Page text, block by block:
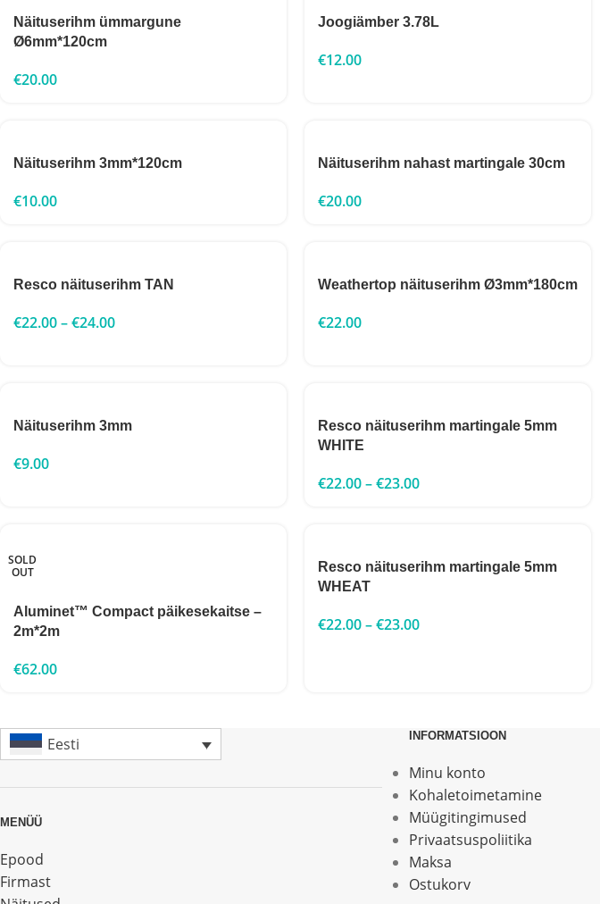
Näituserihm ümmargune
Ø6mm*120cm
€20.00
Joogiämber 3.78L
€12.00
Näituserihm 3mm*120cm
€10.00
Näituserihm nahast martingale 30cm
€20.00
Resco näituserihm TAN
€22.00–€24.00
Weathertop näituserihm Ø3mm*180cm
€22.00
Näituserihm 3mm
€9.00
Resco näituserihm martingale 5mm
WHITE
€22.00–€23.00
SOLD
OUT
Aluminet™ Compact päikesekaitse –
2m*2m
€62.00
Resco näituserihm martingale 5mm
WHEAT
€22.00–€23.00
Eesti
MENÜÜ
Epood
Firmast
INFORMATSIOON
Minu konto
Kohaletoimetamine
Müügitingimused
Privaatsuspoliitika
Maksa
Ostukorv